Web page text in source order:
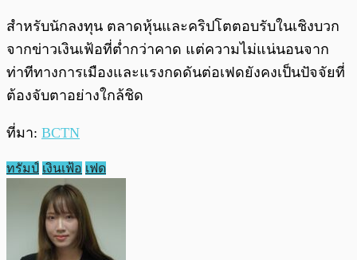
สำหรับนักลงทุน ตลาดหุ้นและคริปโตตอบรับในเชิงบวก
จากข่าวเงินเฟ้อที่ต่ำกว่าคาด แต่ความไม่แน่นอนจาก
ท่าทีทางการเมืองและแรงกดดันต่อเฟดยังคงเป็นปัจจัยที่
ต้องจับตาอย่างใกล้ชิด
ที่มา: BCTN
ทรัมป์ เงินเฟ้อ เฟด